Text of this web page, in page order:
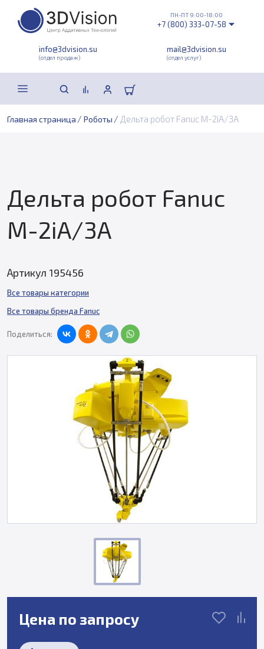
info@3dvision.su
(отдел продаж)
mail@3dvision.su
(отдел услуг)
ПН-ПТ 9:00-18:00
+7 (800) 333-07-58
Главная страница / Роботы / Дельта робот Fanuc M-2iA/3A
Дельта робот Fanuc
M-2iA/3A
Артикул 195456
Все товары категории
Все товары бренда Fanuc
Поделиться:
Цена по запросу